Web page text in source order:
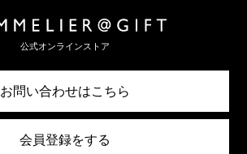
公式オンラインストア
お問い合わせはこちら
会員登録をする